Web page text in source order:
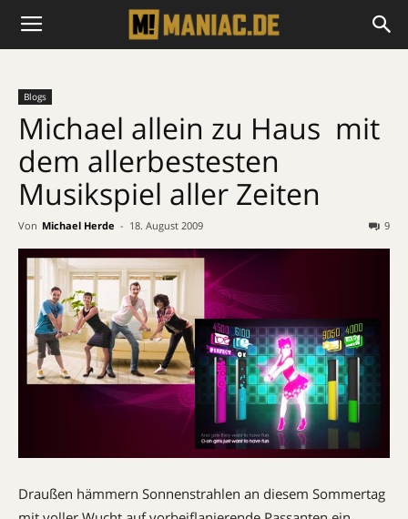
Blogs
Michael allein zu Haus  mit
dem allerbestesten
Musikspiel aller Zeiten
Von Michael Herde - 18. August 2009 9
Draußen hämmern Sonnenstrahlen an diesem Sommertag